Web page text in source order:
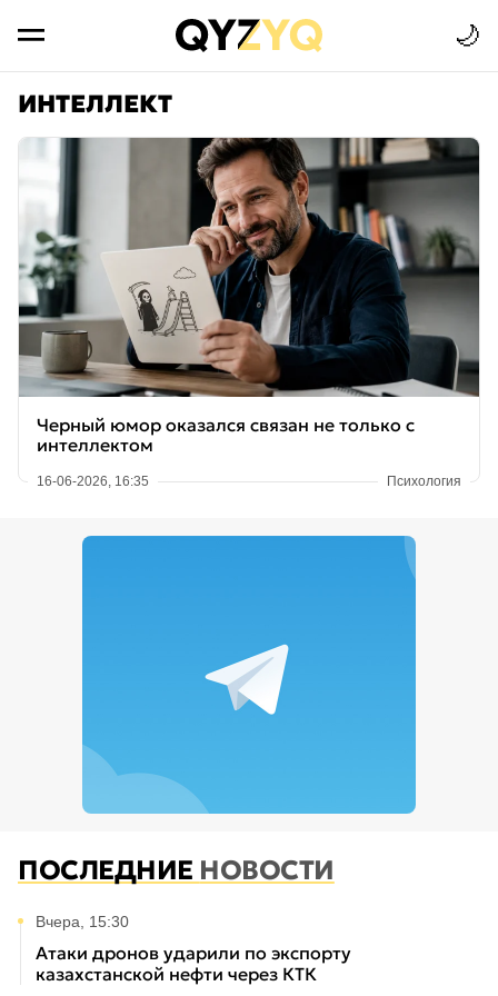
🌙
ИНТЕЛЛЕКТ
Черный юмор оказался связан не только с
интеллектом
16-06-2026, 16:35 Психология
ПОСЛЕДНИЕ НОВОСТИ
Вчера, 15:30
Атаки дронов ударили по экспорту
казахстанской нефти через КТК